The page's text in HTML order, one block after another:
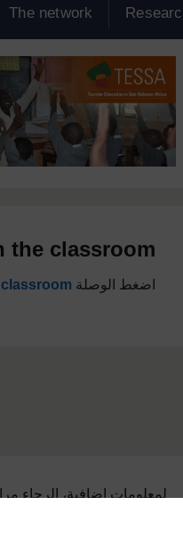
The network
the classroom
اضغط الوصلة
لمعلومات إضافية، الرجاء